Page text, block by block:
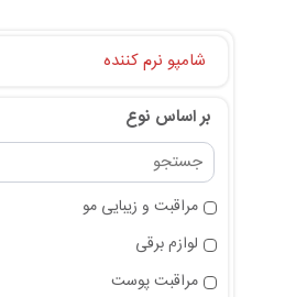
شامپو نرم کننده
بر اساس نوع
مراقبت و زیبایی مو
لوازم برقی
مراقبت پوست